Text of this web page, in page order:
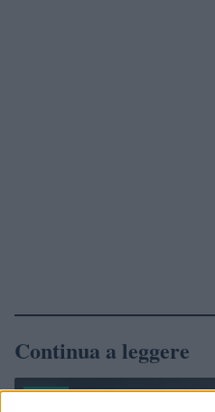
Continua a leggere
NEWS